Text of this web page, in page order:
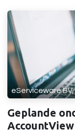
eServiceware
Geplande